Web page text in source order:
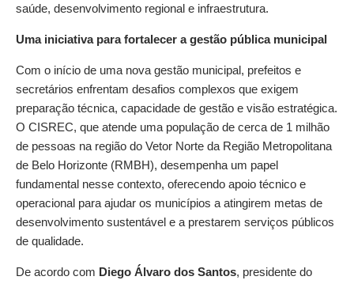
saúde, desenvolvimento regional e infraestrutura.
Uma iniciativa para fortalecer a gestão pública municipal
Com o início de uma nova gestão municipal, prefeitos e
secretários enfrentam desafios complexos que exigem
preparação técnica, capacidade de gestão e visão estratégica.
O CISREC, que atende uma população de cerca de 1 milhão
de pessoas na região do Vetor Norte da Região Metropolitana
de Belo Horizonte (RMBH), desempenha um papel
fundamental nesse contexto, oferecendo apoio técnico e
operacional para ajudar os municípios a atingirem metas de
desenvolvimento sustentável e a prestarem serviços públicos
de qualidade.
De acordo com Diego Álvaro dos Santos, presidente do